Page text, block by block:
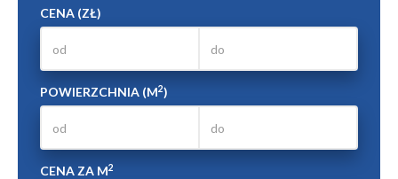
CENA (ZŁ)
POWIERZCHNIA (M2)
CENA ZA M2